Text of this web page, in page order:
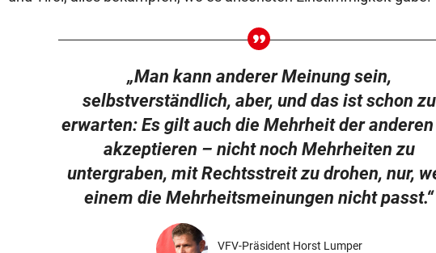
„Man kann anderer Meinung sein,
selbstverständlich, aber, und das ist schon zu
erwarten: Es gilt auch die Mehrheit der
akzeptieren – nicht noch Mehrheiten zu
untergraben, mit Rechtsstreit zu drohen, nur,
einem die Mehrheitsmeinungen nicht passt.“
VFV-Präsident Horst Lumper